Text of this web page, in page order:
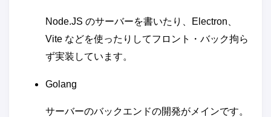
Node.JS のサーバーを書いたり、Electron、
Vite などを使ったりしてフロント・バック拘ら
ず実装しています。
Golang
サーバーのバックエンドの開発がメインです。